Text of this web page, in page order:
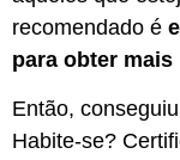
recomendado é
para obter
Então,
Habite-se?